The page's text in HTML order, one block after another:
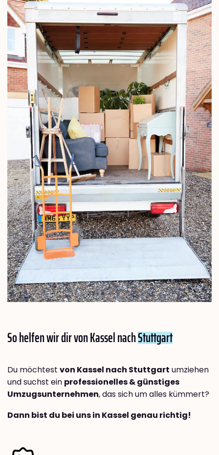
So helfen wir dir von Kassel nachStuttgart
Du möchtest von Kassel nach Stuttgart umziehen
und suchst ein professionelles & günstiges
Umzugsunternehmen, das sich um alles kümmert?
Dann bist du bei uns in Kassel genau richtig!